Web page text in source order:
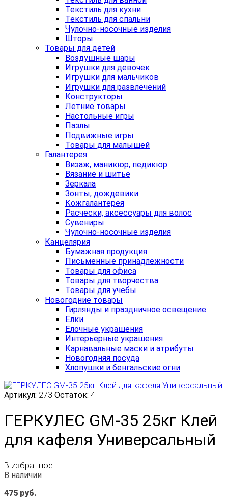
Текстиль для кухни
Текстиль для спальни
Чулочно-носочные изделия
Шторы
Товары для детей
Воздушные шары
Игрушки для девочек
Игрушки для мальчиков
Игрушки для развлечений
Конструкторы
Летние товары
Настольные игры
Пазлы
Подвижные игры
Товары для малышей
Галантерея
Визаж, маникюр, педикюр
Вязание и шитье
Зеркала
Зонты, дождевики
Кожгалантерея
Расчески, аксессуары для волос
Сувениры
Чулочно-носочные изделия
Канцелярия
Бумажная продукция
Письменные принадлежности
Товары для офиса
Товары для творчества
Товары для учебы
Новогодние товары
Гирлянды и праздничное освещение
Ёлки
Ёлочные украшения
Интерьерные украшения
Карнавальные маски и атрибуты
Новогодняя посуда
Хлопушки и бенгальские огни
Артикул: 273 Остаток: 4
ГЕРКУЛЕС GM-35 25кг Клей
для кафеля Универсальный
В избранное
В наличии
475 руб.